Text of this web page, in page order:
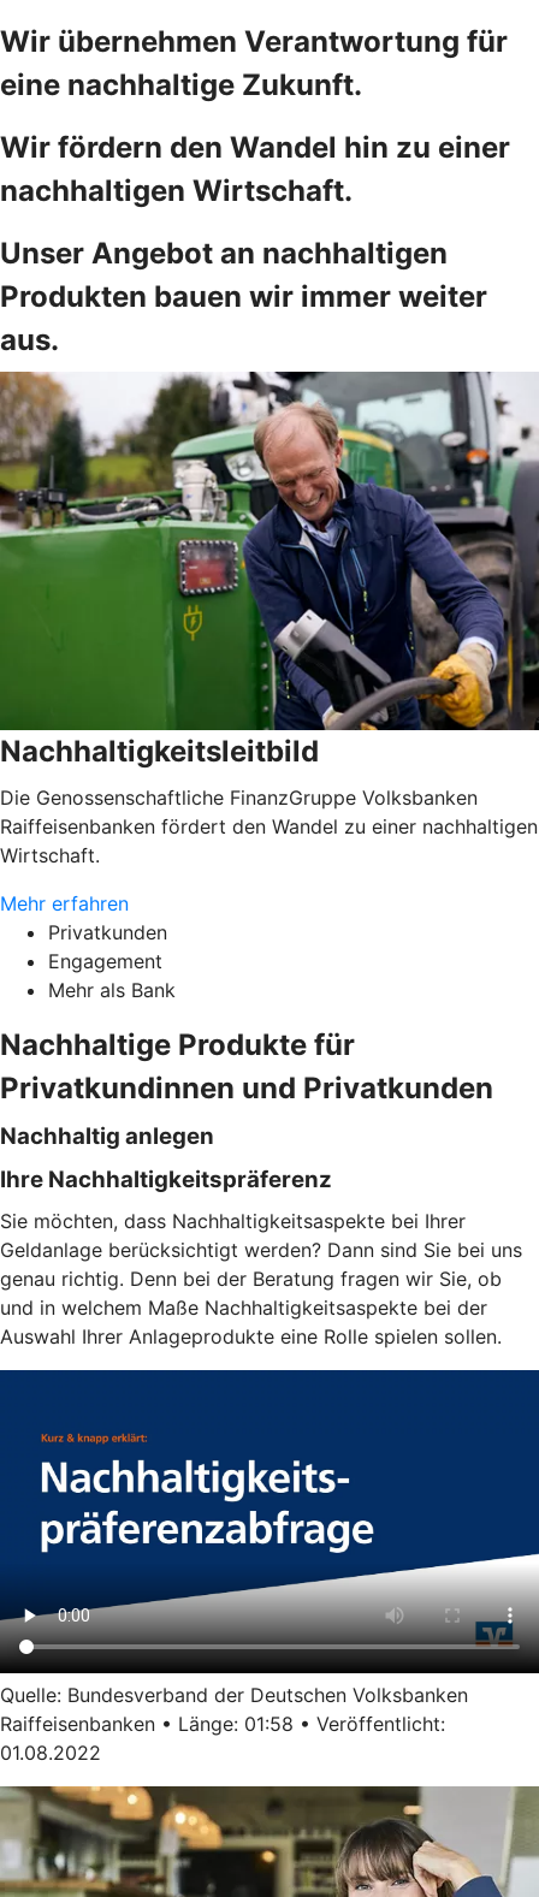
Wir übernehmen Verantwortung für
eine nachhaltige Zukunft.
Wir fördern den Wandel hin zu einer
nachhaltigen Wirtschaft.
Unser Angebot an nachhaltigen
Produkten bauen wir immer weiter
aus.
Nachhaltigkeitsleitbild
Die Genossenschaftliche FinanzGruppe Volksbanken
Raiffeisenbanken fördert den Wandel zu einer nachhaltigen
Wirtschaft.
Mehr erfahren
Privatkunden
Engagement
Mehr als Bank
Nachhaltige Produkte für
Privatkundinnen und Privatkunden
Nachhaltig anlegen
Ihre Nachhaltigkeitspräferenz
Sie möchten, dass Nachhaltigkeitsaspekte bei Ihrer
Geldanlage berücksichtigt werden? Dann sind Sie bei uns
genau richtig. Denn bei der Beratung fragen wir Sie, ob
und in welchem Maße Nachhaltigkeitsaspekte bei der
Auswahl Ihrer Anlageprodukte eine Rolle spielen sollen.
Quelle: Bundesverband der Deutschen Volksbanken
Raiffeisenbanken • Länge: 01:58 • Veröffentlicht:
01.08.2022